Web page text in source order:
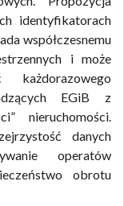
identyfikatorach
współczesnemu
i może
każdorazowego
EGiB z
nieruchomości.
danych
operatów
obrotu